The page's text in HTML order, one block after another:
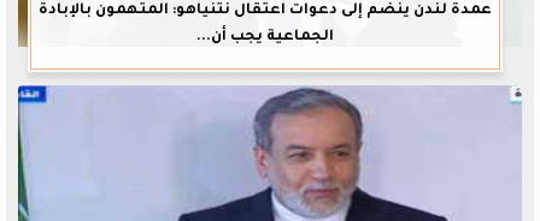
عمدة لندن ينضم إلى دعوات اعتقال نتنياهو: المتهمون بالإبادة
الجماعية يجب أن...